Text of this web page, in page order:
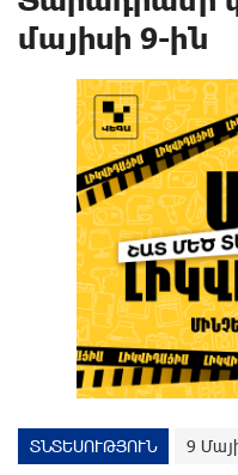
մայիսի 9-ին
ՏՆՏԵՍՈՒԹՅՈՒՆ 9